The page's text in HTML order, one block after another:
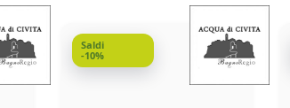
Saldi
-10%